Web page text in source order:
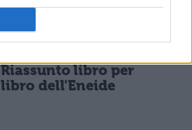
Riassunto libro per
libro dell'Eneide